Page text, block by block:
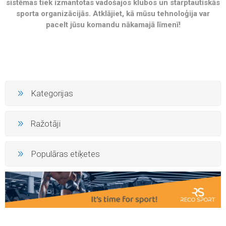
sistēmas tiek izmantotas vadošajos klubos un starptautiskās
sporta organizācijās. Atklājiet, kā mūsu tehnoloģija var
pacelt jūsu komandu nākamajā līmenī!
Kategorijas
Ražotāji
Populāras etiķetes